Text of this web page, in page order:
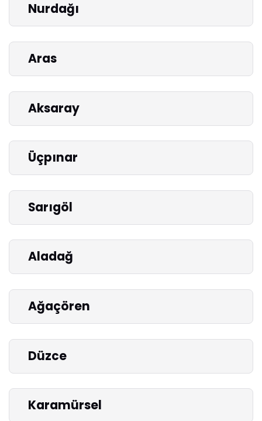
Nurdağı
Aras
Aksaray
Üçpınar
Sarıgöl
Aladağ
Ağaçören
Düzce
Karamürsel